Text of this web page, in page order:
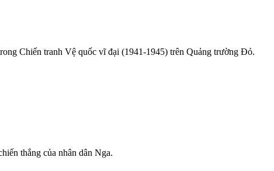
Chiến tranh Vệ quốc vĩ đại (1941-1945) trên Quảng trường Đỏ.
thắng của nhân dân Nga.